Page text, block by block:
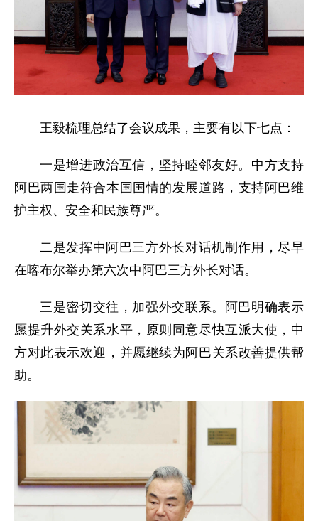
王毅梳理总结了会议成果，主要有以下七点：
一是增进政治互信，坚持睦邻友好。中方支持
阿巴两国走符合本国国情的发展道路，支持阿巴维
护主权、安全和民族尊严。
二是发挥中阿巴三方外长对话机制作用，尽早
在喀布尔举办第六次中阿巴三方外长对话。
三是密切交往，加强外交联系。阿巴明确表示
愿提升外交关系水平，原则同意尽快互派大使，中
方对此表示欢迎，并愿继续为阿巴关系改善提供帮
助。